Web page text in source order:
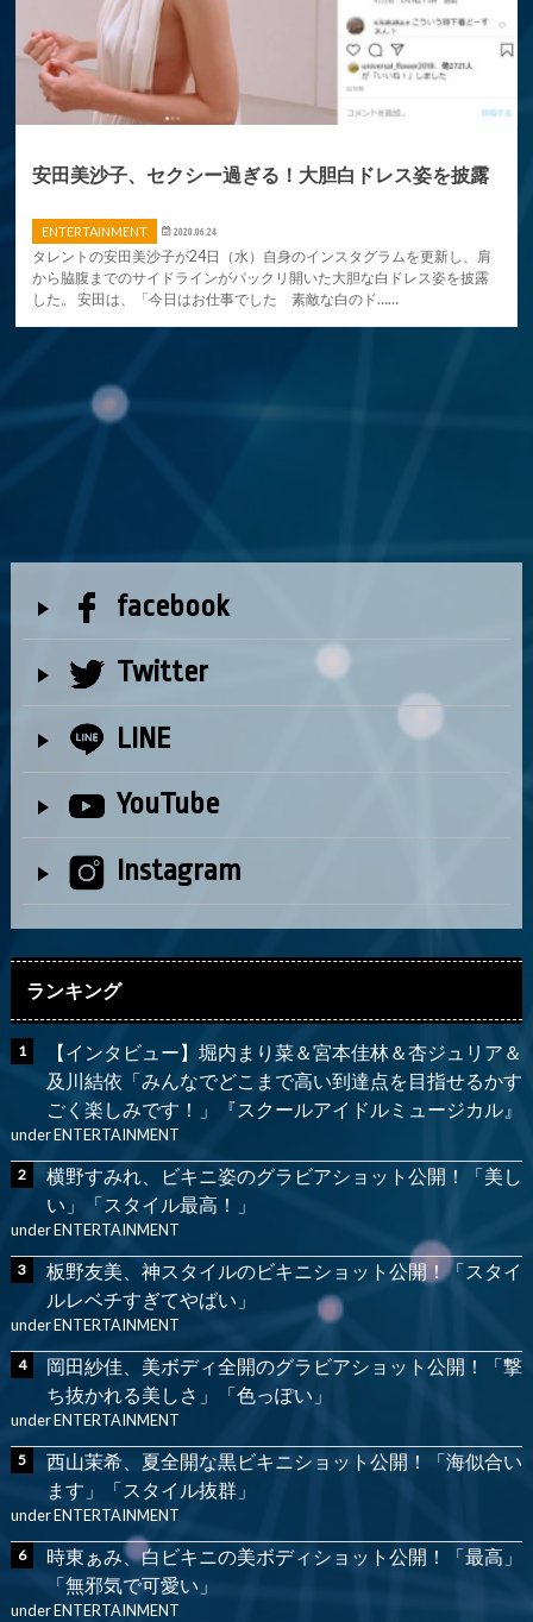
安田美沙子、セクシー過ぎる！大胆白ドレス姿を披露
ENTERTAINMENT 2020.06.24
タレントの安田美沙子が24日（水）自身のインスタグラムを更新し、肩
から脇腹までのサイドラインがパックリ開いた大胆な白ドレス姿を披露
した。 安田は、「今日はお仕事でした 素敵な白のド……
facebook
Twitter
LINE
YouTube
Instagram
ランキング
【インタビュー】堀内まり菜＆宮本佳林＆杏ジュリア＆
及川結依「みんなでどこまで高い到達点を目指せるかす
ごく楽しみです！」『スクールアイドルミュージカル』
underENTERTAINMENT
横野すみれ、ビキニ姿のグラビアショット公開！「美し
い」「スタイル最高！」
underENTERTAINMENT
板野友美、神スタイルのビキニショット公開！「スタイ
ルレベチすぎてやばい」
underENTERTAINMENT
岡田紗佳、美ボディ全開のグラビアショット公開！「撃
ち抜かれる美しさ」「色っぽい」
underENTERTAINMENT
西山茉希、夏全開な黒ビキニショット公開！「海似合い
ます」「スタイル抜群」
underENTERTAINMENT
時東ぁみ、白ビキニの美ボディショット公開！「最高」
「無邪気で可愛い」
underENTERTAINMENT